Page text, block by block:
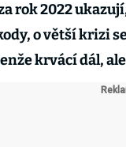
rok 2022
o větší krizi
krvácí dál,